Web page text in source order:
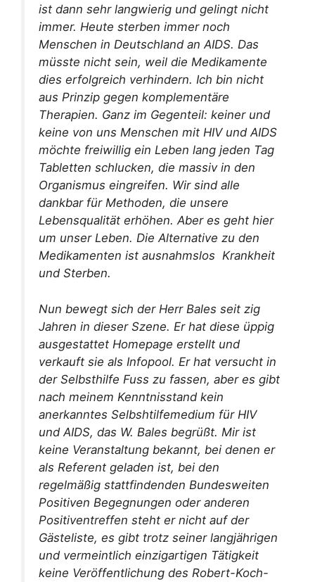
ist dann sehr langwierig und gelingt nicht
immer. Heute sterben immer noch
Menschen in Deutschland an AIDS. Das
müsste nicht sein, weil die Medikamente
dies erfolgreich verhindern. Ich bin nicht
aus Prinzip gegen komplementäre
Therapien. Ganz im Gegenteil: keiner und
keine von uns Menschen mit HIV und AIDS
möchte freiwillig ein Leben lang jeden Tag
Tabletten schlucken, die massiv in den
Organismus eingreifen. Wir sind alle
dankbar für Methoden, die unsere
Lebensqualität erhöhen. Aber es geht hier
um unser Leben. Die Alternative zu den
Medikamenten ist ausnahmslos Krankheit
und Sterben.
Nun bewegt sich der Herr Bales seit zig
Jahren in dieser Szene. Er hat diese üppig
ausgestattet Homepage erstellt und
verkauft sie als Infopool. Er hat versucht in
der Selbsthilfe Fuss zu fassen, aber es gibt
nach meinem Kenntnisstand kein
anerkanntes Selbshtilfemedium für HIV
und AIDS, das W. Bales begrüßt. Mir ist
keine Veranstaltung bekannt, bei denen er
als Referent geladen ist, bei den
regelmäßig stattfindenden Bundesweiten
Positiven Begegnungen oder anderen
Positiventreffen steht er nicht auf der
Gästeliste, es gibt trotz seiner langjährigen
und vermeintlich einzigartigen Tätigkeit
keine Veröffentlichung des Robert-Koch-